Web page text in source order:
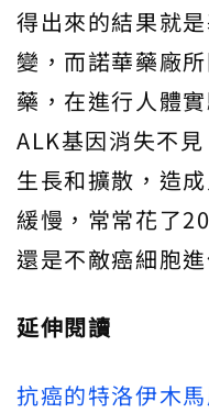
得出來的結果就
變，而諾華藥廠
藥，在進行人體
ALK基因消失不
生長和擴散，造
緩慢，常常花了
還是不敵癌細胞
延伸閱讀
抗癌的特洛伊木